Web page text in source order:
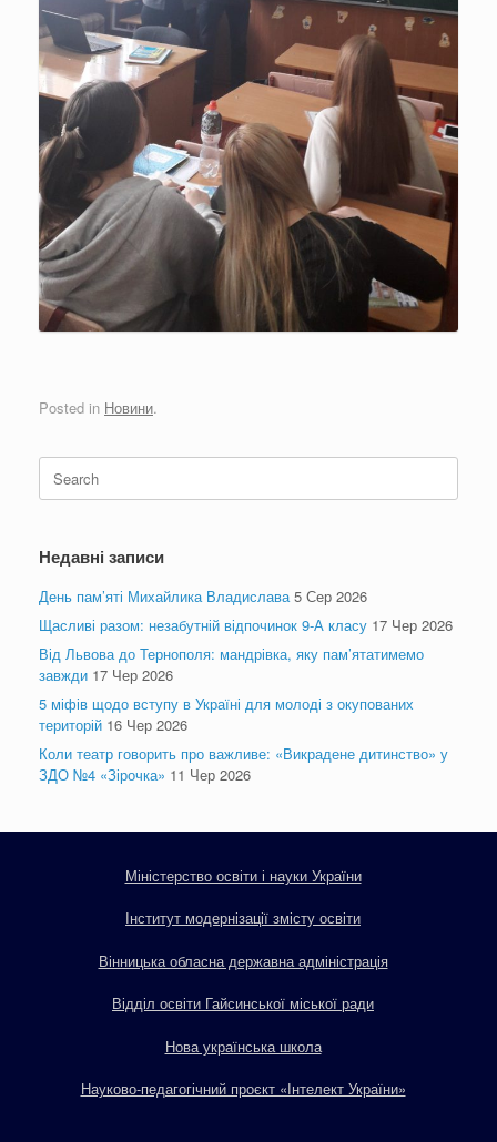
Posted in Новини.
Search
for:
Недавні записи
День пам’яті Михайлика Владислава 5 Сер 2026
Щасливі разом: незабутній відпочинок 9-А класу 17 Чер 2026
Від Львова до Тернополя: мандрівка, яку пам’ятатимемо
завжди 17 Чер 2026
5 міфів щодо вступу в Україні для молоді з окупованих
територій 16 Чер 2026
Коли театр говорить про важливе: «Викрадене дитинство» у
ЗДО №4 «Зірочка» 11 Чер 2026
Міністерство освіти і науки України
Інститут модернізації змісту освіти
Вінницька обласна державна адміністрація
Відділ освіти Гайсинської міської ради
Нова українська школа
Науково-педагогічний проєкт «Інтелект України»